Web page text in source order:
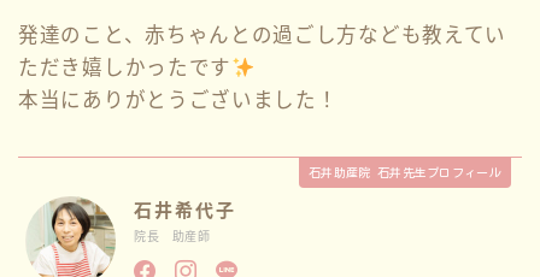
発達のこと、赤ちゃんとの過ごし方なども教えてい
ただき嬉しかったです
本当にありがとうございました！
石井助産院 石井先生プロフィール
石井希代子
院長 助産師